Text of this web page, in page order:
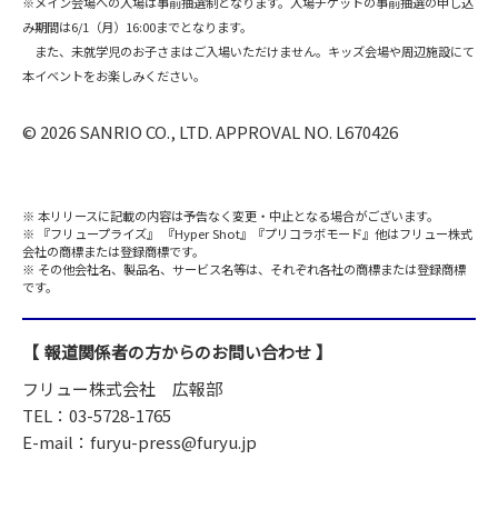
み期間は6/1（月）16:00までとなります。
また、未就学児のお子さまはご入場いただけません。キッズ会場や周辺施設にて
本イベントをお楽しみください。
© 2026 SANRIO CO., LTD. APPROVAL NO. L670426
本リリースに記載の内容は予告なく変更・中止となる場合がございます。
『フリュープライズ』 『Hyper Shot』『プリコラボモード』他はフリュー株式
会社の商標または登録商標です。
その他会社名、製品名、サービス名等は、それぞれ各社の商標または登録商標
です。
報道関係者の方からのお問い合わせ
フリュー株式会社 広報部
TEL：03-5728-1765
E-mail：furyu-press@furyu.jp